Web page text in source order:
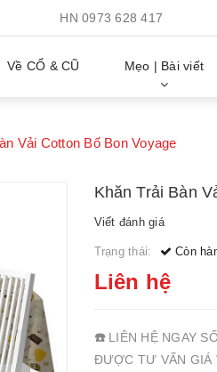
HN0973 628 417
Về CỔ & CŨ Mẹo | Bài viết
Vải Cotton Bố Bon Voyage
Khăn Trải Bàn
Viết đánh giá
Trạng thái: Còn
Liên hệ
☎️ LIÊN HỆ NGAY
ĐƯỢC TƯ VẤN GIÁ